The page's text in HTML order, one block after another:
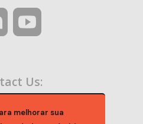
melhorar sua
Us: